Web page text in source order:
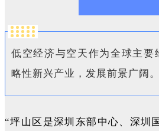
低空经济与空天作为全球主要
略性新兴产业，发展前景广阔。
“坪山区是深圳东部中心、深圳